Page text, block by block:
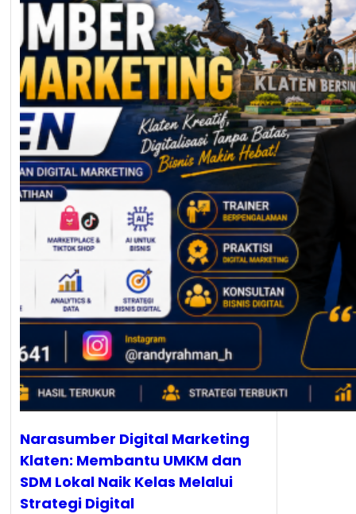
Narasumber Digital Marketing
Klaten: Membantu UMKM dan
SDM Lokal Naik Kelas Melalui
Strategi Digital